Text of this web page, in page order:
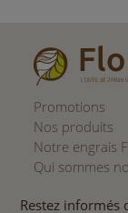
Promotions
Nos produits
Notre engrais
Qui sommes
Restez informés